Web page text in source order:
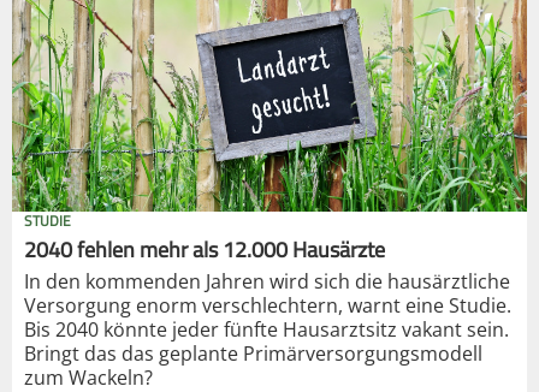
STUDIE
2040 fehlen mehr als 12.000 Hausärzte
In den kommenden Jahren wird sich die hausärztliche
Versorgung enorm verschlechtern, warnt eine Studie.
Bis 2040 könnte jeder fünfte Hausarztsitz vakant sein.
Bringt das das geplante Primärversorgungsmodell
zum Wackeln?